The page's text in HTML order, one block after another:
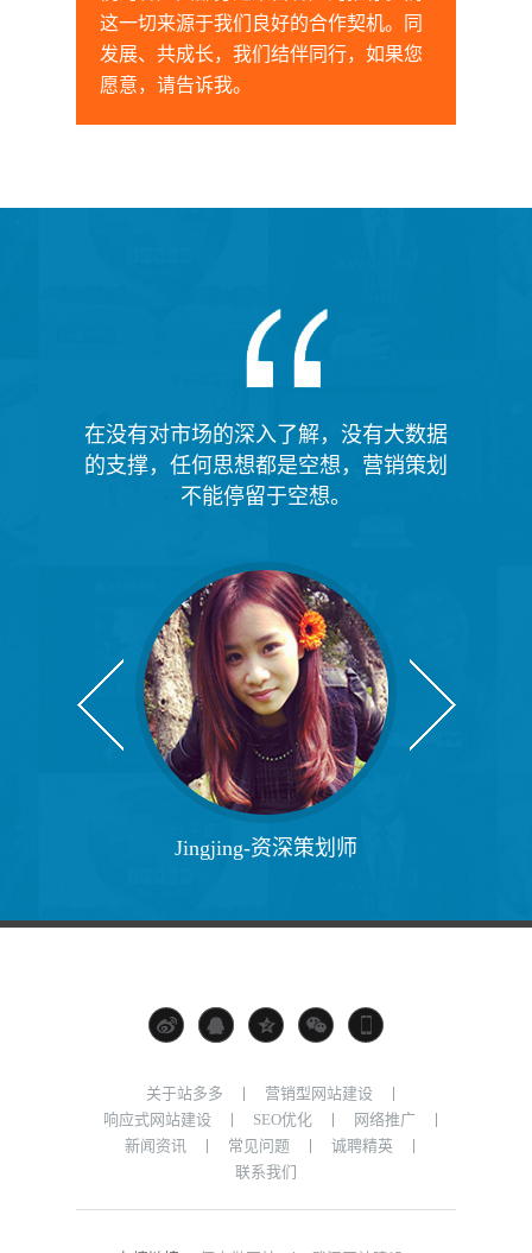
这一切来源于我们良好的合作契机。同
发展、共成长，我们结伴同行，如果您
愿意，请告诉我。
在没有对市场的深入了解，没有大数据
的支撑，任何思想都是空想，营销策划
不能停留于空想。
Jingjing-资深策划师
关于站多多 | 营销型网站建设
|
响应式网站建设
| SEO优化 | 网络推广
|
新闻资讯
| 常见问题 | 诚聘精英
|
联系我们